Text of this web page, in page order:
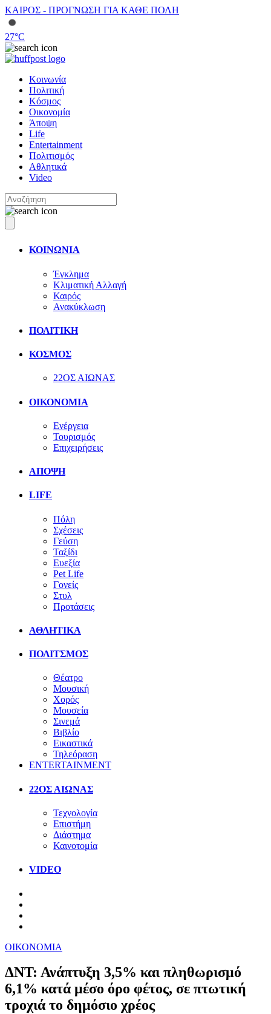
ΚΑΙΡΟΣ - ΠΡΟΓΝΩΣΗ ΓΙΑ ΚΑΘΕ ΠΟΛΗ
27°C
Κοινωνία
Πολιτική
Κόσμος
Οικονομία
Άποψη
Life
Entertainment
Πολιτισμός
Αθλητικά
Video
ΚΟΙΝΩΝΙΑ
Έγκλημα
Κλιματική Αλλαγή
Καιρός
Ανακύκλωση
ΠΟΛΙΤΙΚΗ
ΚΟΣΜΟΣ
22ΟΣ ΑΙΩΝΑΣ
ΟΙΚΟΝΟΜΙΑ
Ενέργεια
Τουρισμός
Επιχειρήσεις
ΑΠΟΨΗ
LIFE
Πόλη
Σχέσεις
Γεύση
Ταξίδι
Ευεξία
Pet Life
Γονείς
Στυλ
Προτάσεις
ΑΘΛΗΤΙΚΑ
ΠΟΛΙΤΣΜΟΣ
Θέατρο
Μουσική
Χορός
Μουσεία
Σινεμά
Βιβλίο
Εικαστικά
Τηλεόραση
ENTERTAINMENT
22ΟΣ ΑΙΩΝΑΣ
Τεχνολογία
Επιστήμη
Διάστημα
Καινοτομία
VIDEO
ΟΙΚΟΝΟΜΙΑ
ΔΝΤ: Ανάπτυξη 3,5% και πληθωρισμό
6,1% κατά μέσο όρο φέτος, σε πτωτική
τροχιά το δημόσιο χρέος